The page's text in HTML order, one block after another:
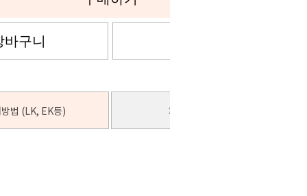
바구니
법 (LK, EK등) 패딩솜 추가 안내